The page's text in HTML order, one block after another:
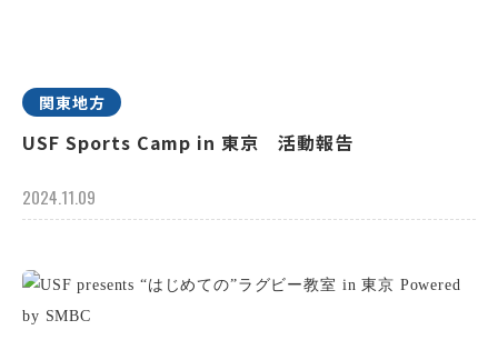
関東地方
USF Sports Camp in 東京 活動報告
2024.11.09